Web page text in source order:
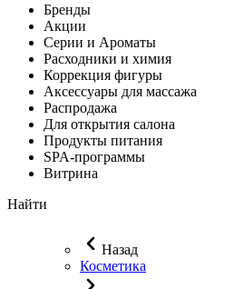
Бренды
Акции
Серии и Ароматы
Расходники и химия
Коррекция фигуры
Аксессуары для массажа
Распродажа
Для открытия салона
Продукты питания
SPA-программы
Витрина
Найти
Назад
Косметика